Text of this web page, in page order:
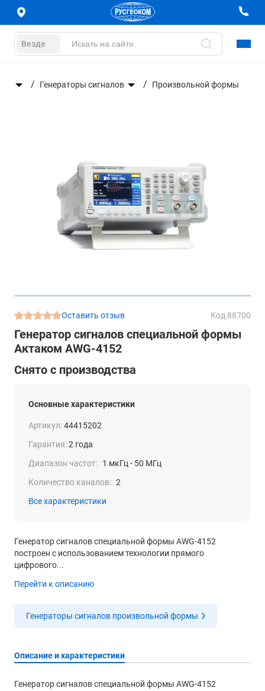
Везде
Генераторы сигналов Произвольной формы
Оставить отзыв Код 88700
Генератор сигналов специальной формы
Актаком AWG-4152
Снято с производства
Основные характеристики
Артикул:44415202
Гарантия:2 года
Диапазон частот: 1 мкГц - 50 МГц
Количество каналов: 2
Все характеристики
Генератор сигналов специальной формы AWG-4152
построен с использованием технологии прямого
цифрового...
Перейти к описанию
Генераторы сигналов произвольной формы
Описание и характеристики
Генератор сигналов специальной формы AWG-4152